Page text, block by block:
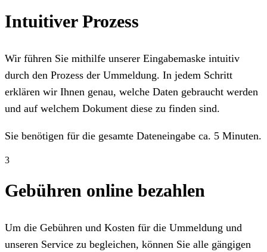
Intuitiver Prozess
Wir führen Sie mithilfe unserer Eingabemaske intuitiv
durch den Prozess der Ummeldung. In jedem Schritt
erklären wir Ihnen genau, welche Daten gebraucht werden
und auf welchem Dokument diese zu finden sind.
Sie benötigen für die gesamte Dateneingabe ca. 5 Minuten.
3
Gebühren online bezahlen
Um die Gebühren und Kosten für die Ummeldung und
unseren Service zu begleichen, können Sie alle gängigen